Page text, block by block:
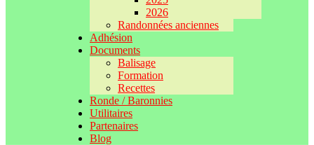
2026
Randonnées anciennes
Adhésion
Documents
Balisage
Formation
Recettes
Ronde / Baronnies
Utilitaires
Partenaires
Blog